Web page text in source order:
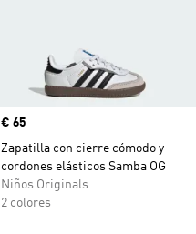
Precio
€ 65
Zapatilla con cierre cómodo y
cordones elásticos Samba OG
Niños Originals
2 colores